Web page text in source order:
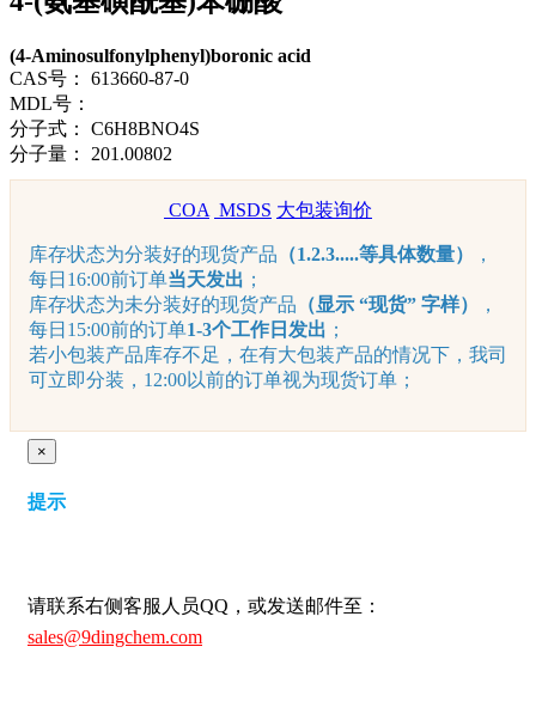
(4-Aminosulfonylphenyl)boronic acid
CAS号：
613660-87-0
MDL号：
分子式：
C6H8BNO4S
分子量：
201.00802
COA MSDS 大包装询价
库存状态为分装好的现货产品 （1.2.3.....等具体数量）
，
每日16:00前订单当天发出 ；
库存状态为未分装好的现货产品 （显示 “现货” 字样）
，
每日15:00前的订单1-3个工作日发出 ；
若小包装产品库存不足，在有大包装产品的情况下，我司
可立即分装，12:00以前的订单视为现货订单；
×
提示
请联系右侧客服人员QQ，或发送邮件至：
sales@9dingchem.com